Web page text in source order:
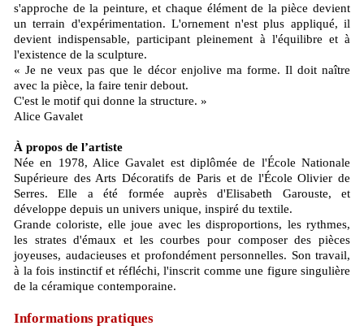
s'approche de la peinture, et chaque élément de la pièce devient
un terrain d'expérimentation. L'ornement n'est plus appliqué, il
devient indispensable, participant pleinement à l'équilibre et à
l'existence de la sculpture.
« Je ne veux pas que le décor enjolive ma forme. Il doit naître
avec la pièce, la faire tenir debout.
C'est le motif qui donne la structure. »
Alice Gavalet
À propos de l’artiste
Née en 1978, Alice Gavalet est diplômée de l'École Nationale
Supérieure des Arts Décoratifs de Paris et de l'École Olivier de
Serres. Elle a été formée auprès d'Elisabeth Garouste, et
développe depuis un univers unique, inspiré du textile.
Grande coloriste, elle joue avec les disproportions, les rythmes,
les strates d'émaux et les courbes pour composer des pièces
joyeuses, audacieuses et profondément personnelles. Son travail,
à la fois instinctif et réfléchi, l'inscrit comme une figure singulière
de la céramique contemporaine.
Informations pratiques